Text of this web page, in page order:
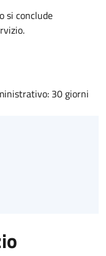
si conclude
30 giorni